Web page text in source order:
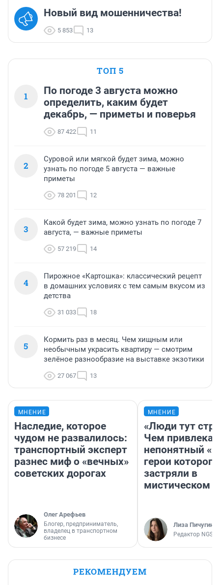
Новый вид мошенничества!
5 853 13
ТОП 5
1
По погоде 3 августа можно
определить, каким будет
декабрь, — приметы и поверья
87 422 11
2
Суровой или мягкой будет зима, можно
узнать по погоде 5 августа — важные
приметы
78 201 12
3
Какой будет зима, можно узнать по погоде 7
августа, — важные приметы
57 219 14
4
Пирожное «Картошка»: классический рецепт
в домашних условиях с тем самым вкусом из
детства
31 033 18
5
Кормить раз в месяц. Чем хищным или
необычным украсить квартиру — смотрим
зелёное разнообразие на выставке экзотики
27 067 13
МНЕНИЕ
Наследие, которое
чудом не развалилось:
транспортный эксперт
разнес миф о «вечных»
советских дорогах
Олег Арефьев
Блогер, предприниматель,
владелец в транспортном
бизнесе
МНЕНИЕ
«Люди тут
Чем
непонятный
герои которого
застряли в
мистическом
Лиза Пичугина
Редактор
РЕКОМЕНДУЕМ